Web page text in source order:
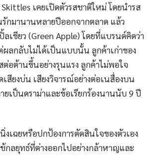
เคยเปิดตัวรสชาติใหม่ โดยนำรส
กมานานหลายปีออกจากตลาด แล้ว
เขียว (Green Apple) โดยที่แบรนด์คิดว่า
ลกลับไม่ได้เป็นแบบนั้น ลูกค้าเก่าของ
อต้านขึ้นอย่างรุนแรง ลูกค้าไม่พอใจ
สียงบ่น เสียงวิจารณ์อย่างต่อเนสื่องบน
เป็นดราม่าและข้อเรียกร้องนานนับ 9 ปี
เฉยหรือปกป้องการตัดสินใจของตัวเอง
กลยุทธ์ที่ต่างออกไปอย่างกล้าหาญและ